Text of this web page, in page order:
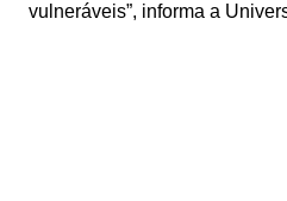
vulneráveis”, informa a